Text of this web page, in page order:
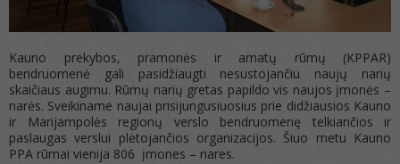
Kauno prekybos, pramonės ir amatų rūmų (KPPAR)
bendruomenė gali pasidžiaugti nesustojančiu naujų narių
skaičiaus augimu. Rūmų narių gretas papildo vis naujos įmonės –
narės. Sveikiname naujai prisijungusiuosius prie didžiausios Kauno
ir Marijampolės regionų verslo bendruomenę telkiančios ir
paslaugas verslui plėtojančios organizacijos. Šiuo metu Kauno
PPA rūmai vienija 806 įmones – nares.